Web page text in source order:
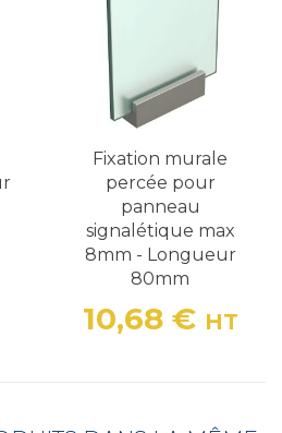
Fixation murale
percée pour
panneau
signalétique max
8mm - Longueur
80mm
Prix
10,68 € HT